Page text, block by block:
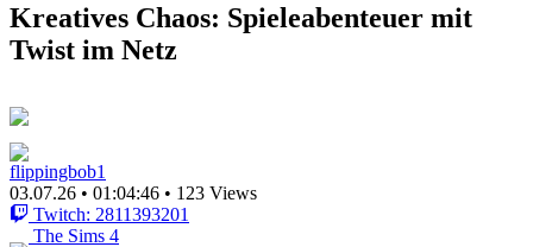
Kreatives Chaos: Spieleabenteuer mit
Twist im Netz
flippingbob1
03.07.26 • 01:04:46 • 123 Views
Twitch: 2811393201
The Sims 4